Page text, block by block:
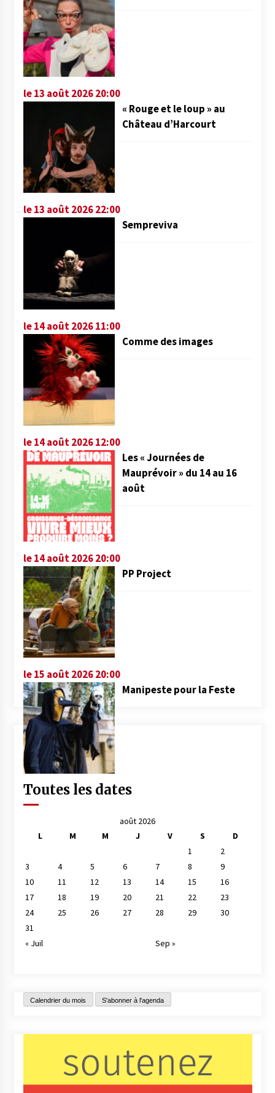
le 13 août 2026 20:00
« Rouge et le loup » au
Château d’Harcourt
le 13 août 2026 22:00
Sempreviva
le 14 août 2026 11:00
Comme des images
le 14 août 2026 12:00
Les « Journées de
Mauprévoir » du 14 au 16
août
le 14 août 2026 20:00
PP Project
le 15 août 2026 20:00
Manipeste pour la Feste
Toutes les dates
août 2026
L
M M J V S
D
1
2
3
4 5 6 7 8
9
10
11 12 13 14 15
16
17
18 19 20 21 22
23
24
25 26 27 28 29
30
31
« Juil
Sep »
Calendrier du mois S'abonner à l'agenda